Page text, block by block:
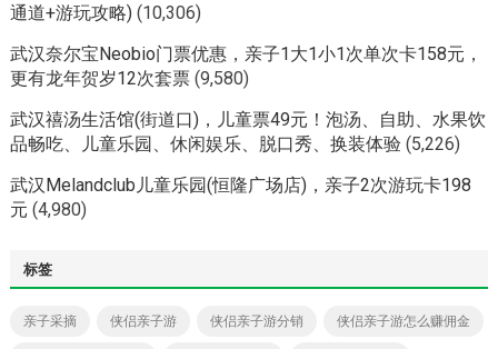
通道+游玩攻略) (10,306)
武汉奈尔宝Neobio门票优惠，亲子1大1小1次单次卡158元，
更有龙年贺岁12次套票 (9,580)
武汉禧汤生活馆(街道口)，儿童票49元！泡汤、自助、水果饮
品畅吃、儿童乐园、休闲娱乐、脱口秀、换装体验 (5,226)
武汉Melandclub儿童乐园(恒隆广场店)，亲子2次游玩卡198
元 (4,980)
标签
亲子采摘 侠侣亲子游 侠侣亲子游分销 侠侣亲子游怎么赚佣金